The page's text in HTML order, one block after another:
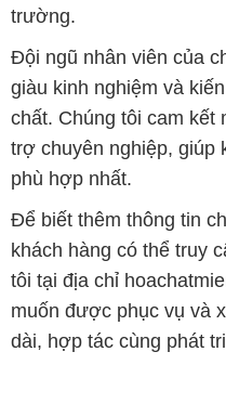
trường.
Đội ngũ nhân viên của
giàu kinh nghiệm và
chất. Chúng tôi cam kết
trợ chuyên nghiệp, giúp
phù hợp nhất.
Để biết thêm thông tin
khách hàng có thể truy
tôi tại địa chỉ
muốn được phục vụ và
dài, hợp tác cùng phát